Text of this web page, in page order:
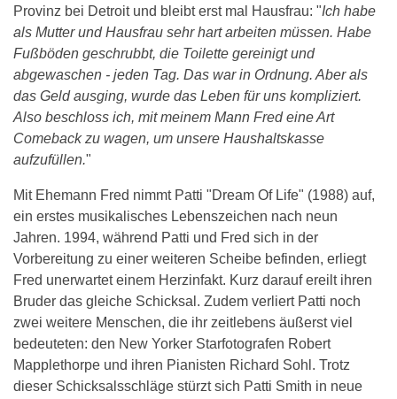
Provinz bei Detroit und bleibt erst mal Hausfrau: "Ich habe
als Mutter und Hausfrau sehr hart arbeiten müssen. Habe
Fußböden geschrubbt, die Toilette gereinigt und
abgewaschen - jeden Tag. Das war in Ordnung. Aber als
das Geld ausging, wurde das Leben für uns kompliziert.
Also beschloss ich, mit meinem Mann Fred eine Art
Comeback zu wagen, um unsere Haushaltskasse
aufzufüllen."
Mit Ehemann Fred nimmt Patti "Dream Of Life" (1988) auf,
ein erstes musikalisches Lebenszeichen nach neun
Jahren. 1994, während Patti und Fred sich in der
Vorbereitung zu einer weiteren Scheibe befinden, erliegt
Fred unerwartet einem Herzinfakt. Kurz darauf ereilt ihren
Bruder das gleiche Schicksal. Zudem verliert Patti noch
zwei weitere Menschen, die ihr zeitlebens äußerst viel
bedeuteten: den New Yorker Starfotografen Robert
Mapplethorpe und ihren Pianisten Richard Sohl. Trotz
dieser Schicksalsschläge stürzt sich Patti Smith in neue